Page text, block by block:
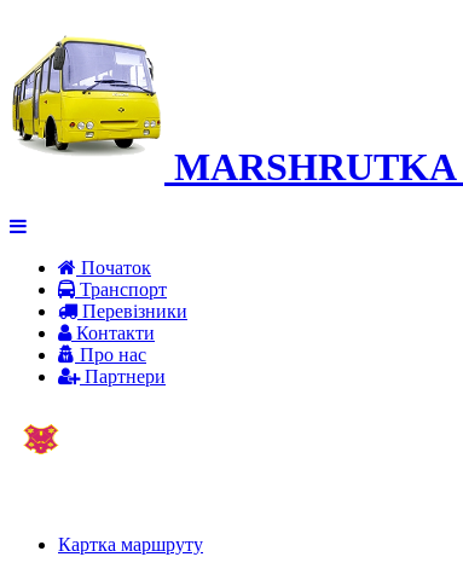
MARSHRUTKA
Початок
Транспорт
Перевiзники
Контакти
Про нас
Партнери
Картка маршруту